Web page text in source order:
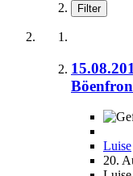
Filter
Luise
20.